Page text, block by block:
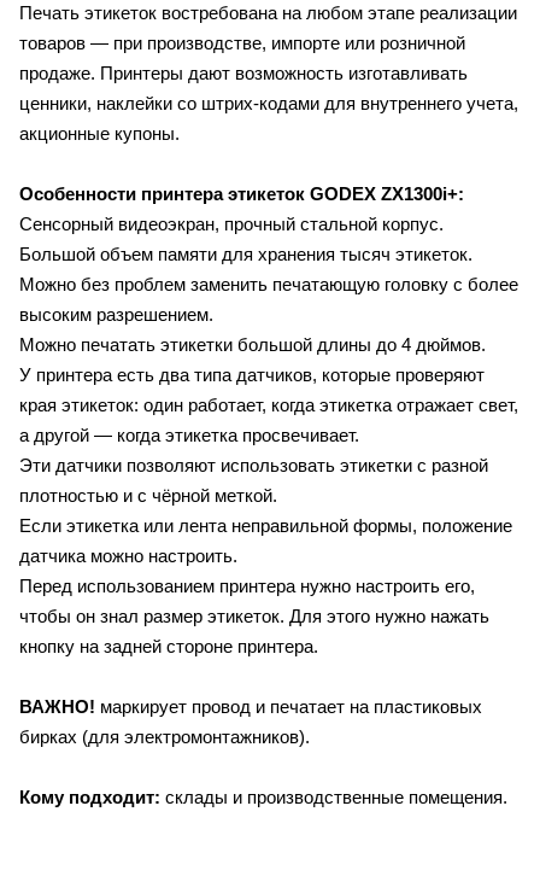
Печать этикеток востребована на любом этапе реализации
товаров — при производстве, импорте или розничной
продаже. Принтеры дают возможность изготавливать
ценники, наклейки со штрих-кодами для внутреннего учета,
акционные купоны.
Особенности принтера этикеток GODEX ZX1300i+:
Сенсорный видеоэкран, прочный стальной корпус.
Большой объем памяти для хранения тысяч этикеток.
Можно без проблем заменить печатающую головку с более
высоким разрешением.
Можно печатать этикетки большой длины до 4 дюймов.
У принтера есть два типа датчиков, которые проверяют
края этикеток: один работает, когда этикетка отражает свет,
а другой — когда этикетка просвечивает.
Эти датчики позволяют использовать этикетки с разной
плотностью и с чёрной меткой.
Если этикетка или лента неправильной формы, положение
датчика можно настроить.
Перед использованием принтера нужно настроить его,
чтобы он знал размер этикеток. Для этого нужно нажать
кнопку на задней стороне принтера.
ВАЖНО! маркирует провод и печатает на пластиковых
бирках (для электромонтажников).
Кому подходит: склады и производственные помещения.